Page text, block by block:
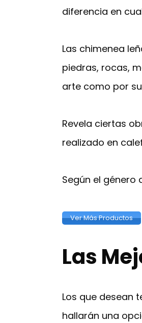
diferencia en
Las chimenea
piedras, rocas,
arte como por
Revela ciertas
realizado en
Según el género
Ver Más Productos
Las
Los que desean
hallarán una